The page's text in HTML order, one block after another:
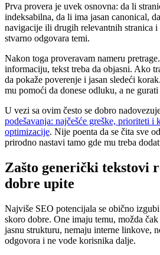
Prva provera je uvek osnovna: da li
indeksabilna, da li ima jasan canonical,
navigacije ili drugih relevantnih stranica
stvarno odgovara temi.
Nakon toga proveravam nameru
informaciju, tekst treba da objasni. Ako
da pokaže poverenje i jasan sledeći
mu pomoći da donese odluku, a ne
U vezi sa ovim često se dobro
podešavanja: najčešće greške, prioriteti i
optimizacije. Nije poenta da se čita sve
prirodno nastavi tamo gde mu treba
Zašto generički tekstovi
dobre upite
Najviše SEO potencijala se obično
skoro dobre. One imaju temu, možda
jasnu strukturu, nemaju interne linkove,
odgovora i ne vode korisnika dalje.